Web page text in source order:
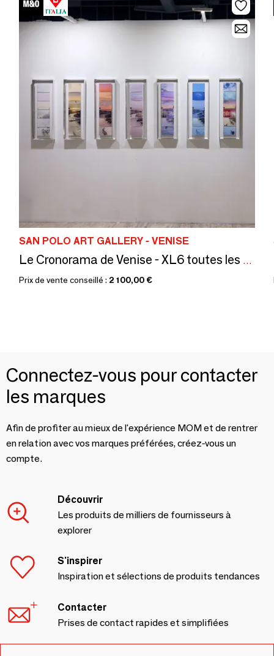
SAN POLO ART GALLERY - VENISE
Le Cronorama de Venise - XL6 toutes les couleurs
Prix de vente conseillé : 2 100,00 €
Connectez-vous pour contacter
les marques
Afin de profiter au mieux de l'expérience MOM et de rentrer
en relation avec vos marques préférées, créez-vous un
compte.
Découvrir
Les produits de milliers de fournisseurs à
explorer
S'inspirer
Inspiration et sélections de produits tendances
Contacter
Prises de contact rapides et simplifiées